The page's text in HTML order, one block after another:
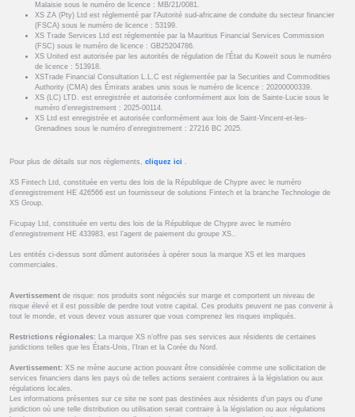
Malaisie sous le numéro de licence : MB/21/0081.
XS ZA (Pty) Ltd est réglementé par l'Autorité sud-africaine de conduite du secteur financier
(FSCA) sous le numéro de licence : 53199.
XS Trade Services Ltd est réglementée par la Mauritius Financial Services Commission
(FSC) sous le numéro de licence : GB25204786.
XS United est autorisée par les autorités de régulation de l’État du Koweït sous le numéro
de licence : 513918.
XSTrade Financial Consultation L.L.C est réglementée par la Securities and Commodities
Authority (CMA) des Émirats arabes unis sous le numéro de licence : 20200000339.
XS (LC) LTD. est enregistrée et autorisée conformément aux lois de Sainte-Lucie sous le
numéro d’enregistrement : 2025-00114.
XS Ltd est enregistrée et autorisée conformément aux lois de Saint-Vincent-et-les-
Grenadines sous le numéro d’enregistrement : 27216 BC 2025.
Pour plus de détails sur nos règlements, cliquez ici .
XS Fintech Ltd, constituée en vertu des lois de la République de Chypre avec le numéro
d’enregistrement HE 426566 est un fournisseur de solutions Fintech et la branche Technologie de
XS Group.
Ficupay Ltd, constituée en vertu des lois de la République de Chypre avec le numéro
d’enregistrement HE 433983, est l’agent de paiement du groupe XS..
Les entités ci-dessus sont dûment autorisées à opérer sous la marque XS et les marques
commerciales.
Avertissement de risque: nos produits sont négociés sur marge et comportent un niveau de
risque élevé et il est possible de perdre tout votre capital. Ces produits peuvent ne pas convenir à
tout le monde, et vous devez vous assurer que vous comprenez les risques impliqués.
Restrictions régionales: La marque XS n’offre pas ses services aux résidents de certaines
juridictions telles que les États-Unis, l’Iran et la Corée du Nord.
Avertissement: XS ne mène aucune action pouvant être considérée comme une sollicitation de
services financiers dans les pays où de telles actions seraient contraires à la législation ou aux
régulations locales.
Les informations présentes sur ce site ne sont pas destinées aux résidents d'un pays ou d'une
juridiction où une telle distribution ou utilisation serait contraire à la législation ou aux régulations